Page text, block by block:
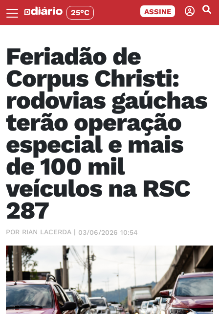
25°C ASSINE
Feriadão de
Corpus Christi:
rodovias gaúchas
terão operação
especial e mais
de 100 mil
veículos na RSC
287
POR RIAN LACERDA | 03/06/2026 10:54